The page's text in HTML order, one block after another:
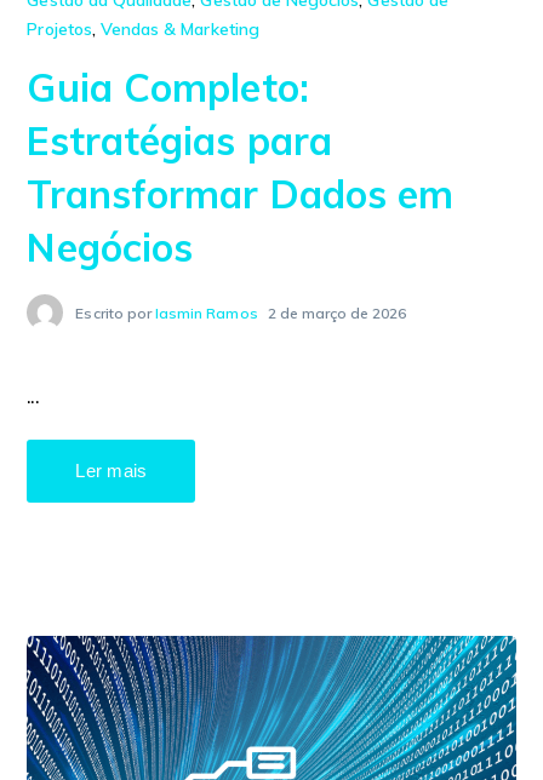
Projetos, Vendas & Marketing
Guia Completo:
Estratégias para
Transformar Dados em
Negócios
Escrito porIasmin Ramos 2 de março de 2026
...
Ler mais